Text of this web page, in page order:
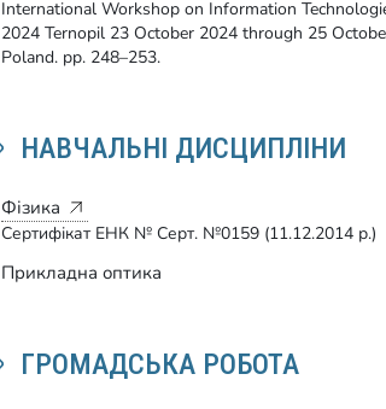
International Workshop on Information
2024 Ternopil 23 October 2024 through 25
Poland. pp. 248–253.
НАВЧАЛЬНІ ДИСЦИПЛІНИ
Фізика
Сертифікат ЕНК № Серт. №0159 (11.12.2014 р.)
Прикладна оптика
ГРОМАДСЬКА РОБОТА